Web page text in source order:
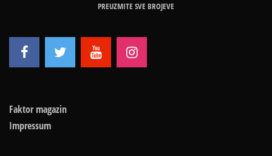
PREUZMITE SVE BROJEVE
Faktor magazin
Impressum